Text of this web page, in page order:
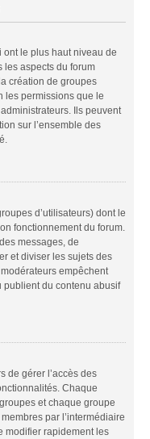
le plus haut niveau de
les aspects du forum
création de groupes
les permissions que le
Ils peuvent
sur l’ensemble des
d’utilisateurs) dont le
fonctionnement du forum.
messages, de
et diviser les sujets des
empêchent
publient du contenu abusif
de gérer l’accès des
Chaque
et chaque groupe
par l’intermédiaire
modifier rapidement les